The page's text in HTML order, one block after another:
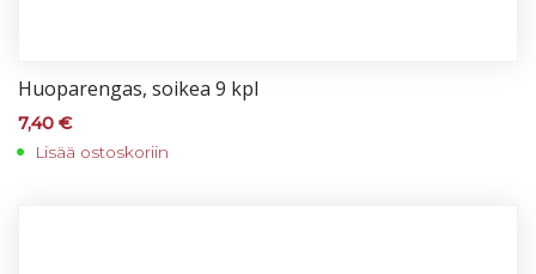
Huo­pa­ren­gas, soi­kea 9 kpl
7,40 €
Lisää ostoskoriin